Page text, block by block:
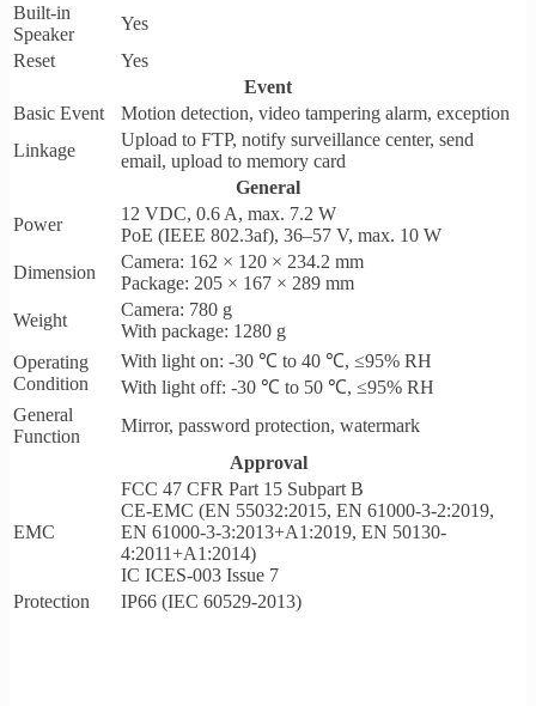
Built-in
Speaker
Yes
Reset
Yes
Event
Basic Event
Motion detection, video tampering alarm, exception
Linkage
Upload to FTP, notify surveillance center, send
email, upload to memory card
General
Power
12 VDC, 0.6 A, max. 7.2 W
PoE (IEEE 802.3af), 36–57 V, max. 10 W
Dimension
Camera: 162 × 120 × 234.2 mm
Package: 205 × 167 × 289 mm
Weight
Camera: 780 g
With package: 1280 g
Operating
Condition
With light on: -30 ℃ to 40 ℃, ≤95% RH
With light off: -30 ℃ to 50 ℃, ≤95% RH
General
Function
Mirror, password protection, watermark
Approval
EMC
FCC 47 CFR Part 15 Subpart B
CE-EMC (EN 55032:2015, EN 61000-3-2:2019,
EN 61000-3-3:2013+A1:2019, EN 50130-
4:2011+A1:2014)
IC ICES-003 Issue 7
Protection
IP66 (IEC 60529-2013)